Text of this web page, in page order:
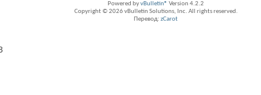
Powered byvBulletin® Version 4.2.2
Copyright © 2026 vBulletin Solutions, Inc. All rights reserved.
Перевод: zCarot